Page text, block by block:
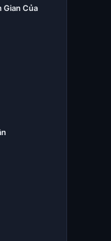
Gian Của